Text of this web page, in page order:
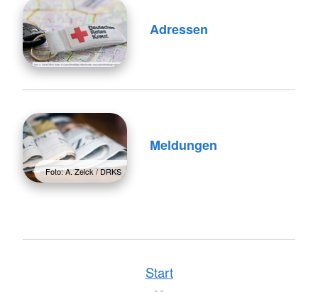
Adressen
Foto: A. Zelck / DRKS
Meldungen
Start